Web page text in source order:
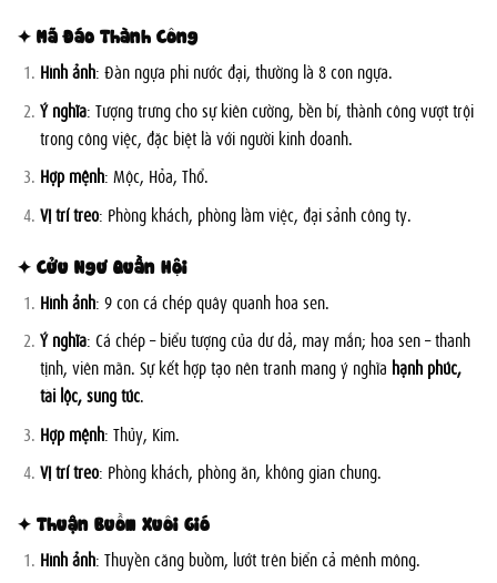
✦ Mã Đáo Thành Công
Hình ảnh: Đàn ngựa phi nước đại, thường là 8 con ngựa.
Ý nghĩa: Tượng trưng cho sự kiên cường, bền bỉ, thành công vượt trội
trong công việc, đặc biệt là với người kinh doanh.
Hợp mệnh: Mộc, Hỏa, Thổ.
Vị trí treo: Phòng khách, phòng làm việc, đại sảnh công ty.
✦ Cửu Ngư Quần Hội
Hình ảnh: 9 con cá chép quây quanh hoa sen.
Ý nghĩa: Cá chép – biểu tượng của dư dả, may mắn; hoa sen – thanh
tịnh, viên mãn. Sự kết hợp tạo nên tranh mang ý nghĩa hạnh phúc,
tài lộc, sung túc.
Hợp mệnh: Thủy, Kim.
Vị trí treo: Phòng khách, phòng ăn, không gian chung.
✦ Thuận Buồm Xuôi Gió
Hình ảnh: Thuyền căng buồm, lướt trên biển cả mênh mông.